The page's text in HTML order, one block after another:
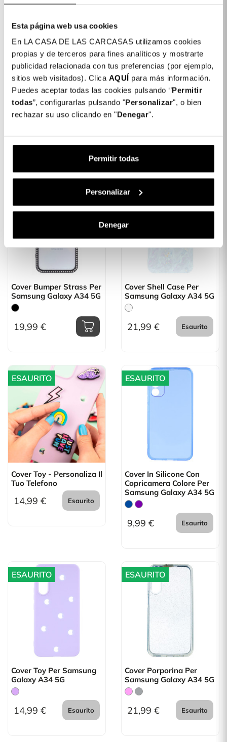
Esta página web usa cookies
En LA CASA DE LAS CARCASAS utilizamos cookies
propias y de terceros para fines analíticos y mostrarte
publicidad relacionada con tus preferencias (por ejemplo,
sitios web visitados). Clica AQUÍ para más información.
Puedes aceptar todas las cookies pulsando ‘’Permitir
todas”, configurarlas pulsando "Personalizar", o bien
rechazar su uso clicando en "Denegar".
Permitir todas
Personalizar
Denegar
Cover Trasparente
Premium Per Samsung
Galaxy A34 5G
Cover Trasparente Logo
Compatibile Con
Magsafe Per Samsung
Galaxy A34 5G
Cover Bumper Strass Per
Samsung Galaxy A34 5G
19,99 €
Cover Shell Case Per
Samsung Galaxy A34 5G
21,99 € Esaurito
ESAURITO
Cover Toy - Personaliza Il
Tuo Telefono
14,99 € Esaurito
ESAURITO
Cover In Silicone Con
Copricamera Colore Per
Samsung Galaxy A34 5G
9,99 € Esaurito
ESAURITO
Cover Toy Per Samsung
Galaxy A34 5G
14,99 € Esaurito
ESAURITO
Cover Porporina Per
Samsung Galaxy A34 5G
21,99 € Esaurito
ESAURITO